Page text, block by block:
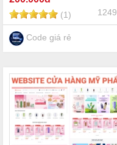
biển hàng không logistics
(1) 1249
Code giá rẻ